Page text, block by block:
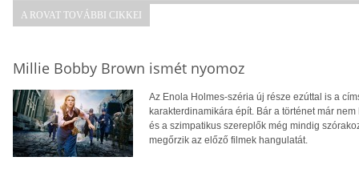
A ROVAT TOVÁBBI CIKKEI
Millie Bobby Brown ismét nyomoz
Az Enola Holmes-széria új része ezúttal is a
karakterdinamikára épít. Bár a történet már
és a szimpatikus szereplők még mindig
megőrzik az előző filmek hangulatát.